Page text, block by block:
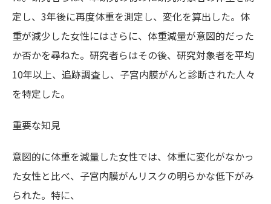
定し、3年後に再度体重を測定し、変化を算出した。体
重が減少した女性にはさらに、体重減量が意図的だった
か否かを尋ねた。研究者らはその後、研究対象者を平均
10年以上、追跡調査し、子宮内膜がんと診断された人々
を特定した。
重要な知見
意図的に体重を減量した女性では、体重に変化がなかっ
た女性と比べ、子宮内膜がんリスクの明らかな低下がみ
られた。特に、